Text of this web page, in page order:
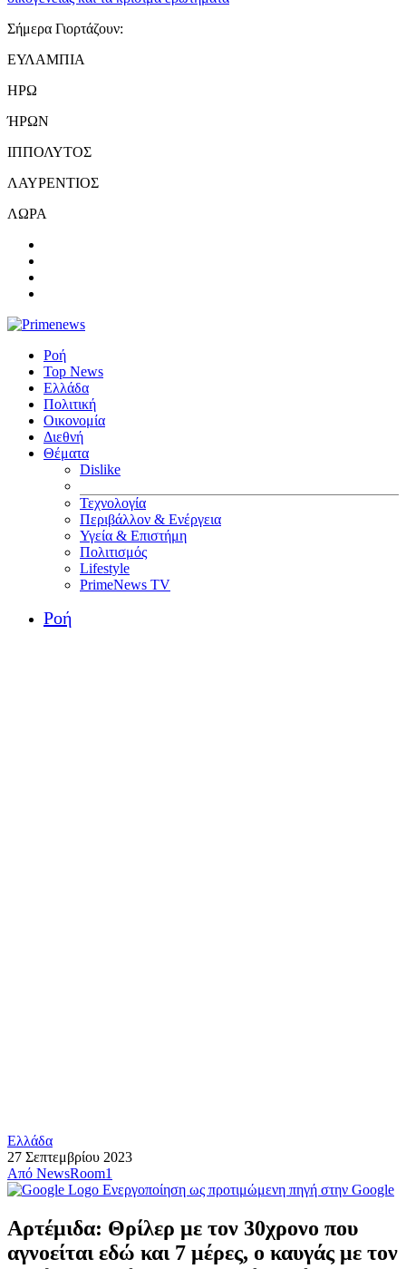
Σήμερα Γιορτάζουν:
ΕΥΛΑΜΠΙΑ
ΗΡΩ
ΉΡΩΝ
ΙΠΠΟΛΥΤΟΣ
ΛΑΥΡΕΝΤΙΟΣ
ΛΩΡΑ
Ροή
Top News
Ελλάδα
Πολιτική
Οικονομία
Διεθνή
Θέματα
Dislike
Τεχνολογία
Περιβάλλον & Ενέργεια
Υγεία & Επιστήμη
Πολιτισμός
Lifestyle
PrimeNews TV
Ροή
Ελλάδα
27 Σεπτεμβρίου 2023
Από NewsRoom1
Ενεργοποίηση ως προτιμώμενη πηγή στην Google
Αρτέμιδα: Θρίλερ με τον 30χρονο που
αγνοείται εδώ και 7 μέρες, ο καυγάς με τον